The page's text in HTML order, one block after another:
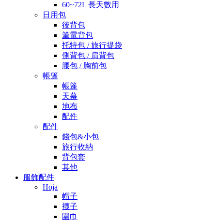
60~72L 長天數用
日用包
後背包
筆電背包
托特包 / 旅行提袋
側背包 / 肩背包
腰包 / 胸前包
帳篷
帳篷
天幕
地布
配件
配件
錢包&小包
旅行收納
背包套
其他
服飾配件
Hoja
帽子
襪子
圍巾